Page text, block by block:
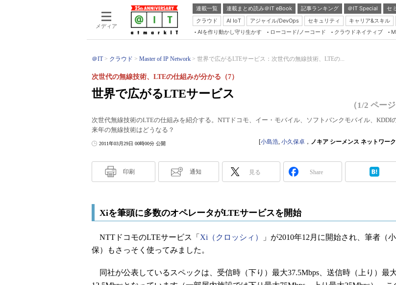
メディア
連載一覧 連載まとめ読み＠IT eBook 記事ランキング ＠IT Special セ
クラウド
AI IoT アジャイル/DevOps セキュリティ キャリア&スキル
AIを作り動かし守り生かす ローコード/ノーコード クラウドネイティブ
＠IT クラウド Master of IP Network 世界で広がるLTEサービス：次世代の無線技術、LTEの...
世界で広がるLTEサービス
次世代の無線技術、LTEの仕組みが分かる（7）
（1/2 ページ
次世代無線技術のLTEの仕組みを紹介する。NTTドコモ、イー・モバイル、ソフトバンクモバイル、KDDI
来年の無線技術はどうなる？
2011年03月29日 00時00分 公開 [小島浩, 小久保卓 ， ノキア シーメンス ネットワー
印刷 通知 見る Share
Xiを筆頭に多数のオペレータがLTEサービスを開始
NTTドコモのLTEサービス「 Xi（クロッシィ）
」が2010年12月に開始され、筆者（小
保）もさっそく使ってみました。
同社が公表しているスペックは、受信時（下り）最大37.5Mbps、送信時（上り）最